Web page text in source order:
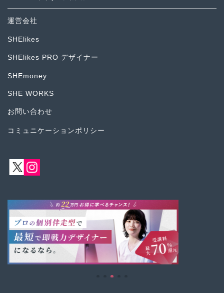
運営会社
SHElikes
SHElikes PRO デザイナー
SHEmoney
SHE WORKS
お問い合わせ
コミュニケーションポリシー